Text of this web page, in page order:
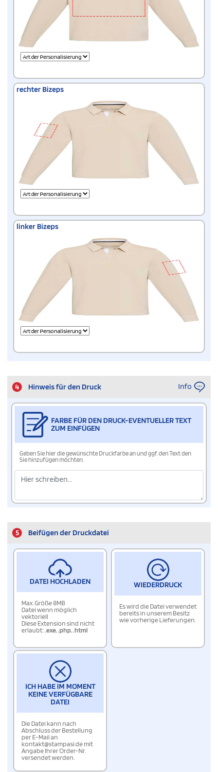
rechter Bizeps
linker Bizeps
4 Hinweis für den Druck Info
FARBE FÜR DEN DRUCK-EVENTUELLER TEXT
ZUM EINFÜGEN
Geben Sie hier die gewünschte Druckfarbe an und ggf. den Text den
Sie hinzufügen möchten.
5 Beifügen der Druckdatei
DATEI HOCHLADEN
Max. Größe 8MB
Datei wenn möglich
vektoriell
Diese Extension sind nicht
erlaubt:.exe,.php,.html
WIEDERDRUCK
Es wird die Datei verwendet
bereits in unserem Besitz
wie vorherige Lieferungen.
ICH HABE IM MOMENT
KEINE VERFÜGBARE
DATEI
Die Datei kann nach
Abschluss der Bestellung
per E-Mail an
kontakt@stampasi.de mit
Angabe Ihrer Order-Nr.
versendet werden.